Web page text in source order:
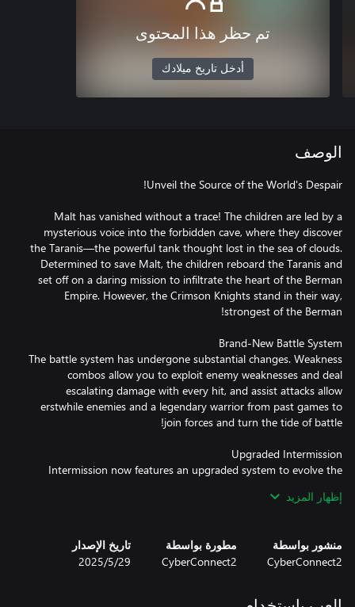
تم حظر هذا المحتوى
أدخل تاريخ ميلادك
الوصف
Malt has vanished without a trace! The children are led by a
mysterious voice into the forbidden cave, where they discover
the Taranis—the powerful tank thought lost in the sea of clouds.
Determined to save Malt, the children reboard the Taranis and
set off on a daring mission to infiltrate the heart of the Berman
Empire. However, the Crimson Knights stand in their way,
The battle system has undergone substantial changes. Weakness
combos allow you to exploit enemy weaknesses and deal
escalating damage with every hit, and assist attacks allow
erstwhile enemies and a legendary warrior from past games to
Intermission now features an upgraded system to evolve the
Omega Terminal and master new Taranis Skills to aid your
Explore new strategic features like Power Spots to unlock the
to interact with supporting characters. Discover secret events
إظهار المزيد
منشور بواسطة
CyberConnect2
مطورة بواسطة
CyberConnect2
تاريخ الإصدار
29‏/5‏/2025